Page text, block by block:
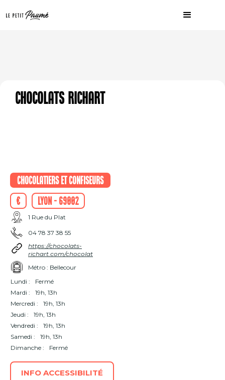
Chocolats Richart
Chocolatiers et confiseurs
€
Lyon - 69002
1 Rue du Plat
04 78 37 38 55
https://chocolats-
richart.com/chocolat
Métro : Bellecour
Lundi :
Fermé
Mardi :
19h, 13h
Mercredi :
19h, 13h
Jeudi :
19h, 13h
Vendredi :
19h, 13h
Samedi :
19h, 13h
Dimanche :
Fermé
INFO ACCESSIBILITÉ